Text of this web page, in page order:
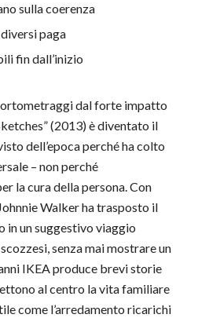
sulla coerenza
paga
fin dall’inizio
dal forte impatto
(2013) è diventato il
dell’epoca perché ha colto
– non perché
la cura della persona. Con
Walker ha trasposto il
in un suggestivo viaggio
senza mai mostrare un
IKEA produce brevi storie
al centro la vita familiare
come l’arredamento ricarichi